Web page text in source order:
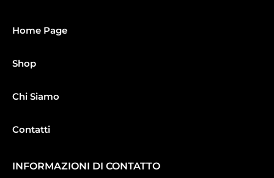
Home Page
Shop
Chi Siamo
Contatti
INFORMAZIONI DI CONTATTO